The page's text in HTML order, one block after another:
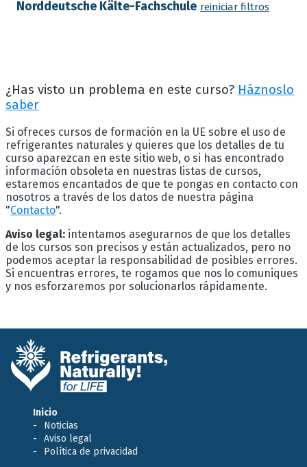
Norddeutsche Kälte-Fachschule reiniciar filtros
¿Has visto un problema en este curso? Háznoslo
saber
Si ofreces cursos de formación en la UE sobre el uso de
refrigerantes naturales y quieres que los detalles de tu
curso aparezcan en este sitio web, o si has encontrado
información obsoleta en nuestras listas de cursos,
estaremos encantados de que te pongas en contacto con
nosotros a través de los datos de nuestra página
"Contacto".
Aviso legal: intentamos asegurarnos de que los detalles
de los cursos son precisos y están actualizados, pero no
podemos aceptar la responsabilidad de posibles errores.
Si encuentras errores, te rogamos que nos lo comuniques
y nos esforzaremos por solucionarlos rápidamente.
Inicio
Noticias
Aviso legal
Política de privacidad